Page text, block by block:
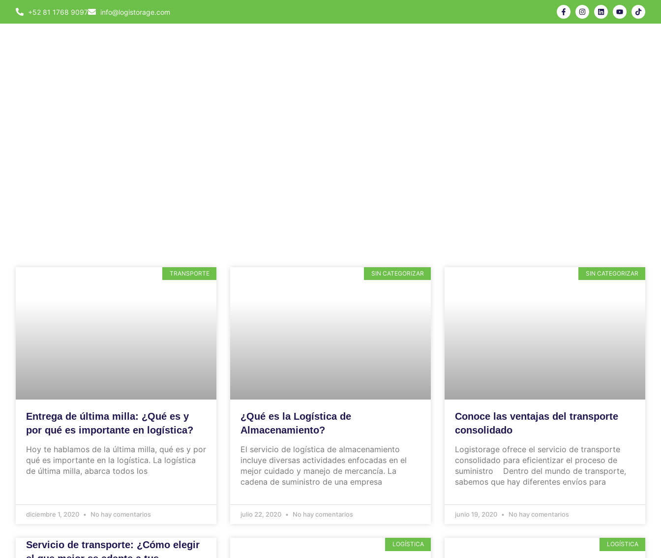
+52 81 1768 9097 info@logistorage.com
TRANSPORTE
Entrega de última milla: ¿Qué es y
por qué es importante en logística?
Hoy te hablamos de la última milla, qué es y por
qué es importante en la logística. La logística
de última milla, abarca todos los
diciembre 1, 2020 No hay comentarios
SIN CATEGORIZAR
¿Qué es la Logística de
Almacenamiento?
El servicio de logística de almacenamiento
incluye diversas actividades enfocadas en el
mejor cuidado y manejo de mercancía. La
cadena de suministro de una empresa
julio 22, 2020 No hay comentarios
SIN CATEGORIZAR
Conoce las ventajas del transporte
consolidado
Logistorage ofrece el servicio de transporte
consolidado para eficientizar el proceso de
suministro Dentro del mundo de transporte,
sabemos que hay diferentes envíos para
junio 19, 2020 No hay comentarios
Servicio de transporte: ¿Cómo elegir
LOGÍSTICA LOGÍSTICA